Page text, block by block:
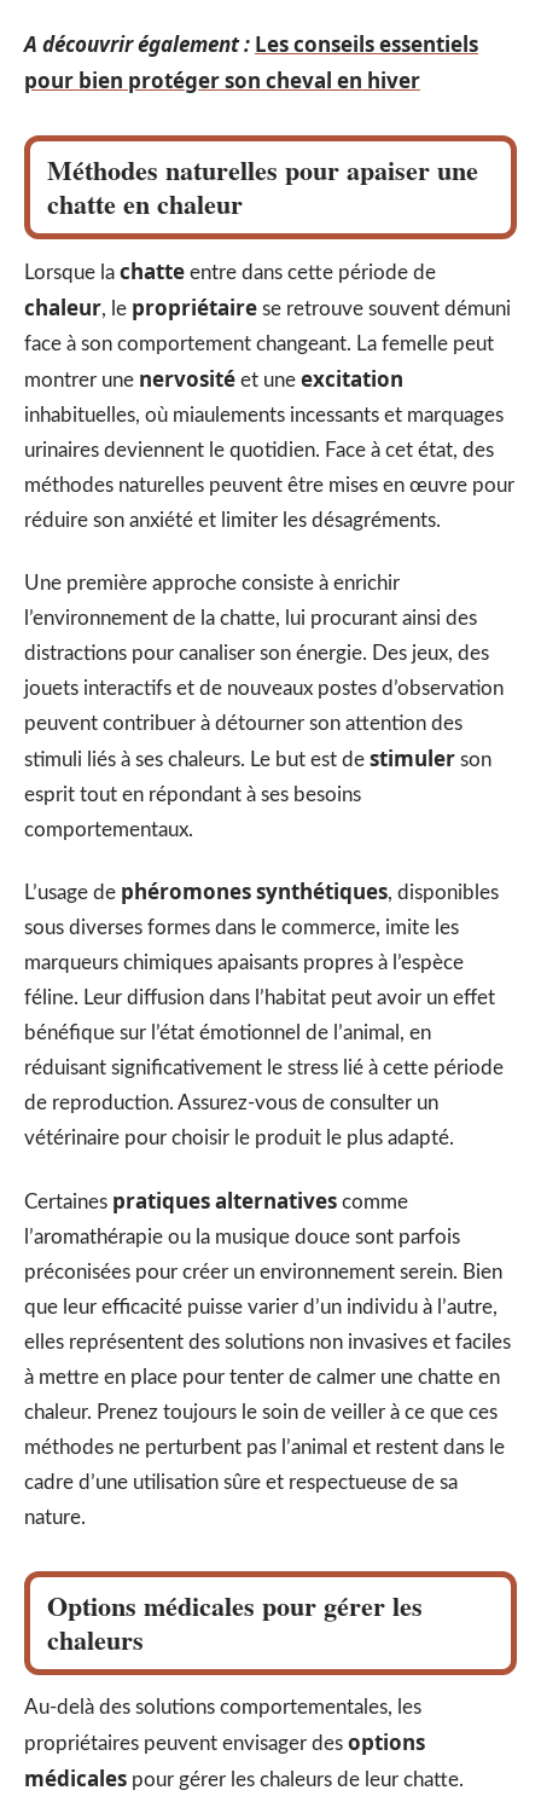
A découvrir également : Les conseils essentiels
pour bien protéger son cheval en hiver
Méthodes naturelles pour apaiser une
chatte en chaleur
Lorsque la chatte entre dans cette période de
chaleur, le propriétaire se retrouve souvent démuni
face à son comportement changeant. La femelle peut
montrer une nervosité et une excitation
inhabituelles, où miaulements incessants et marquages
urinaires deviennent le quotidien. Face à cet état, des
méthodes naturelles peuvent être mises en œuvre pour
réduire son anxiété et limiter les désagréments.
Une première approche consiste à enrichir
l’environnement de la chatte, lui procurant ainsi des
distractions pour canaliser son énergie. Des jeux, des
jouets interactifs et de nouveaux postes d’observation
peuvent contribuer à détourner son attention des
stimuli liés à ses chaleurs. Le but est de stimuler son
esprit tout en répondant à ses besoins
comportementaux.
L’usage de phéromones synthétiques, disponibles
sous diverses formes dans le commerce, imite les
marqueurs chimiques apaisants propres à l’espèce
féline. Leur diffusion dans l’habitat peut avoir un effet
bénéfique sur l’état émotionnel de l’animal, en
réduisant significativement le stress lié à cette période
de reproduction. Assurez-vous de consulter un
vétérinaire pour choisir le produit le plus adapté.
Certaines pratiques alternatives comme
l’aromathérapie ou la musique douce sont parfois
préconisées pour créer un environnement serein. Bien
que leur efficacité puisse varier d’un individu à l’autre,
elles représentent des solutions non invasives et faciles
à mettre en place pour tenter de calmer une chatte en
chaleur. Prenez toujours le soin de veiller à ce que ces
méthodes ne perturbent pas l’animal et restent dans le
cadre d’une utilisation sûre et respectueuse de sa
nature.
Options médicales pour gérer les
chaleurs
Au-delà des solutions comportementales, les
propriétaires peuvent envisager des options
médicales pour gérer les chaleurs de leur chatte.